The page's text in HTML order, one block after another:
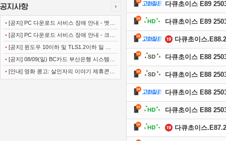
• [공지] PC 다운로드 서비스 장애 안내 - 엣지
(Microsoft Edge)
• [공지] PC 다운로드 서비스 장애 안내 - 크롬
(Chrome)
• [공지] 윈도우 10이하 및 TLS1.2이하 일 경
우 사이트 이용불가 안내
• [공지] 08/09(일) BC카드 부산은행 시스템
정기점검 안내
• [안내] 영화 콩고: 살인자의 이야기 제휴콘텐
다큐초이스 E89
다큐초이스 E89
다큐초이스
다큐초이스 E88
다큐초이스 E88
다큐초이스 E88
다큐초이스 E88
다큐초이스